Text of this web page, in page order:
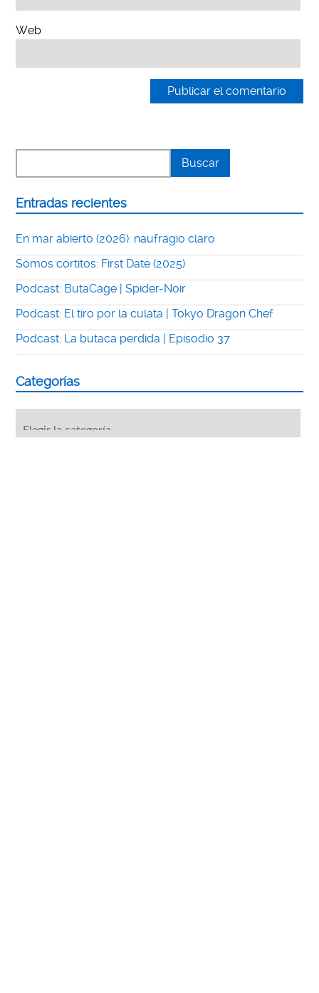
Web
Entradas recientes
En mar abierto (2026): naufragio claro
Somos cortitos: First Date (2025)
Podcast: ButaCage | Spider-Noir
Podcast: El tiro por la culata | Tokyo Dragon Chef
Podcast: La butaca perdida | Episodio 37
Categorías